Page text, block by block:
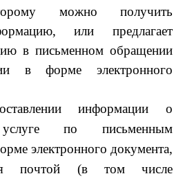
можно получить
или предлагает
в письменном обращении
в форме электронного
информации о
услуге по письменным
электронного документа,
почтой (в том числе